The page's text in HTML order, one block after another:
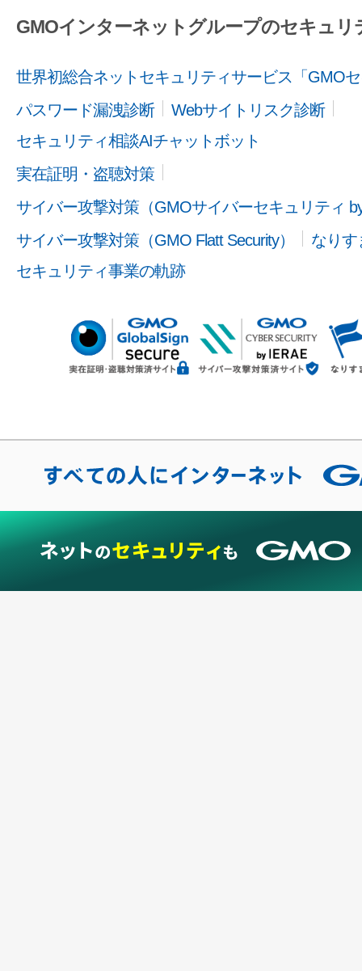
GMOインターネットグループのセキュリ
世界初総合ネットセキュリティサービス「GMO
パスワード漏洩診断
Webサイトリスク診断
セキュリティ相談AIチャットボット
実在証明・盗聴対策
サイバー攻撃対策（GMOサイバーセキュリティ
サイバー攻撃対策（GMO Flatt Security）
なりす
セキュリティ事業の軌跡